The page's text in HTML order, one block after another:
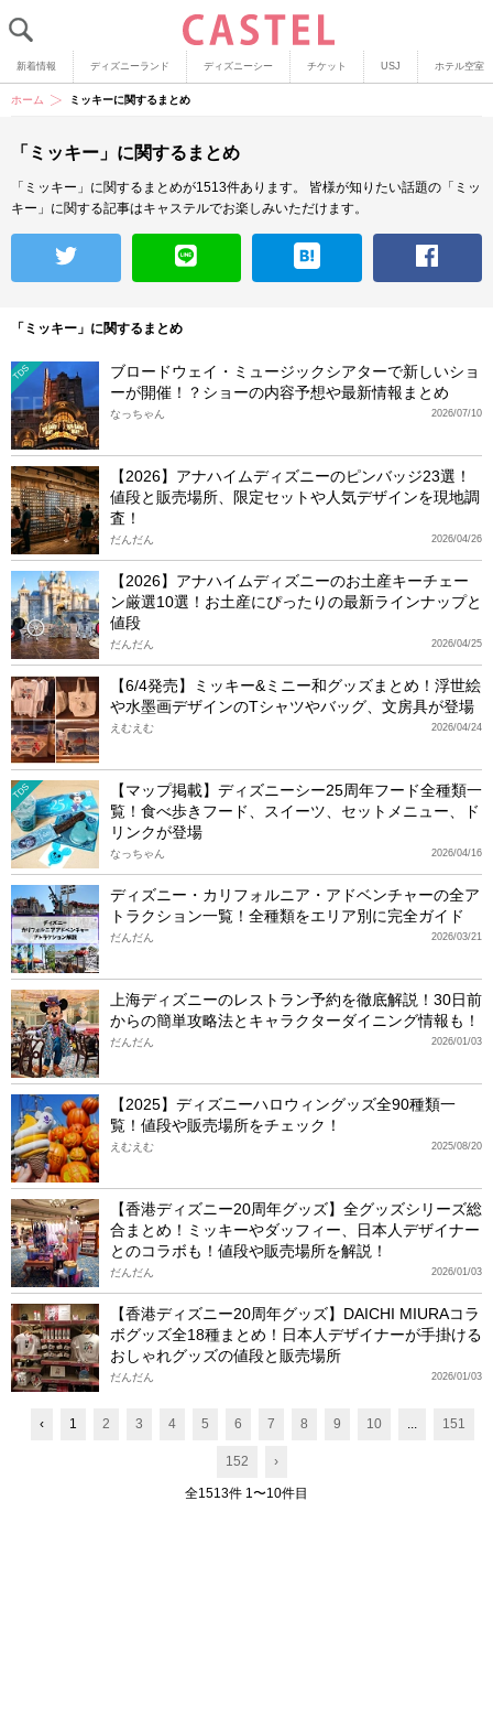
新着情報 ディズニーランド ディズニーシー チケット USJ ホテル空室
ホーム ミッキーに関するまとめ
「ミッキー」に関するまとめ
「ミッキー」に関するまとめが1513件あります。
皆様が知りたい話題の「ミッ
キー」に関する記事はキャステルでお楽しみいただけます。
「ミッキー」に関するまとめ
TDS
ブロードウェイ・ミュージックシアターで新しいショ
ーが開催！？ショーの内容予想や最新情報まとめ
2026/07/10
なっちゃん
【2026】アナハイムディズニーのピンバッジ23選！
値段と販売場所、限定セットや人気デザインを現地調
査！
2026/04/26
だんだん
【2026】アナハイムディズニーのお土産キーチェー
ン厳選10選！お土産にぴったりの最新ラインナップと
値段
2026/04/25
だんだん
【6/4発売】ミッキー&ミニー和グッズまとめ！浮世絵
や水墨画デザインのTシャツやバッグ、文房具が登場
2026/04/24
えむえむ
TDS
【マップ掲載】ディズニーシー25周年フード全種類一
覧！食べ歩きフード、スイーツ、セットメニュー、ド
リンクが登場
2026/04/16
なっちゃん
ディズニー・カリフォルニア・アドベンチャーの全ア
トラクション一覧！全種類をエリア別に完全ガイド
2026/03/21
だんだん
上海ディズニーのレストラン予約を徹底解説！30日前
からの簡単攻略法とキャラクターダイニング情報も！
2026/01/03
だんだん
【2025】ディズニーハロウィングッズ全90種類一
覧！値段や販売場所をチェック！
2025/08/20
えむえむ
【香港ディズニー20周年グッズ】全グッズシリーズ総
合まとめ！ミッキーやダッフィー、日本人デザイナー
とのコラボも！値段や販売場所を解説！
2026/01/03
だんだん
【香港ディズニー20周年グッズ】DAICHI MIURAコラ
ボグッズ全18種まとめ！日本人デザイナーが手掛ける
おしゃれグッズの値段と販売場所
2026/01/03
だんだん
‹ 1 2 3 4 5 6 7 8 9 10 ... 151
152 ›
全1513件 1〜10件目